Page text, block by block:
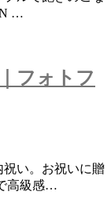
…
フォトフ
い。お祝いに贈
高級感…